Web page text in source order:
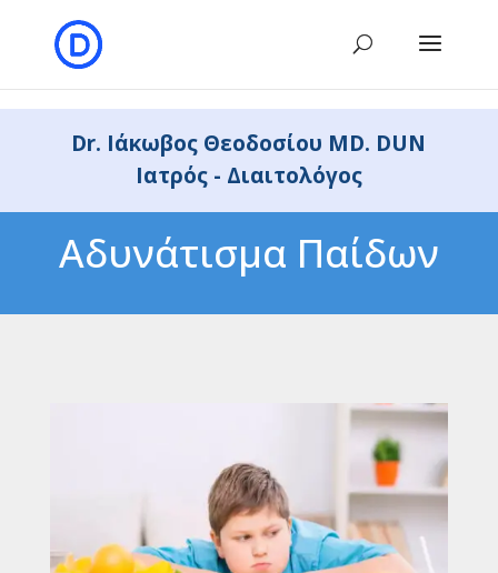
Dr. Iάκωβος Θεοδοσίου MD. DUN
Ιατρός - Διαιτολόγος
Αδυνάτισμα Παίδων